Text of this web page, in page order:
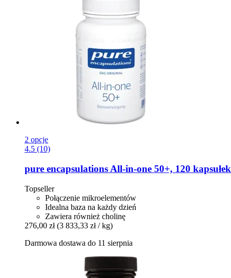
2 opcje
4.5 (10)
pure encapsulations All-​in-​one 50+, 120 kapsułek
Topseller
Połączenie mikroelementów
Idealna baza na każdy dzień
Zawiera również cholinę
276,00 zł (3 833,33 zł / kg)
Darmowa dostawa do 11 sierpnia